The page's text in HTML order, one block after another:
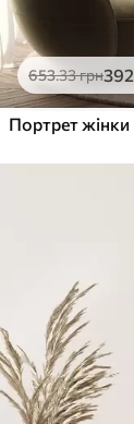
653.33грн392
Портрет жінки